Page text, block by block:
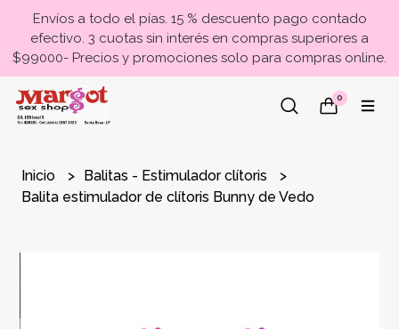
Envíos a todo el pías. 15 % descuento pago contado
efectivo. 3 cuotas sin interés en compras superiores a
$99000- Precios y promociones solo para compras online.
0
Inicio
Balitas - Estimulador clítoris
Balita estimulador de clítoris Bunny de Vedo